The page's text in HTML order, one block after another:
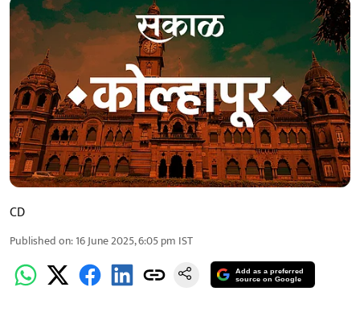
CD
Published on:16 June 2025, 6:05 pm IST
Add as a preferred
source on Google